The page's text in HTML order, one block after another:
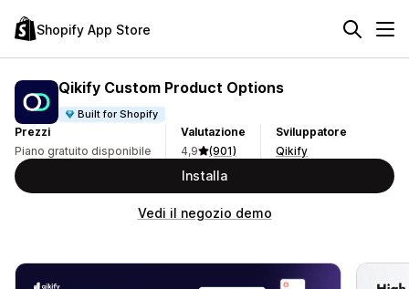
Shopify App Store
Qikify Custom Product Options
Built for Shopify
Prezzi
Piano gratuito disponibile
Valutazione
4,9
(901)
Sviluppatore
Qikify
Installa
Vedi il negozio demo